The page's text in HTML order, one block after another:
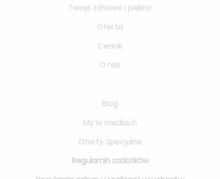
Twoje zdrowie i piękno
Oferta
Cennik
O nas
Blog
My w mediach
Oferty Specjalne
Regulamin zadatków